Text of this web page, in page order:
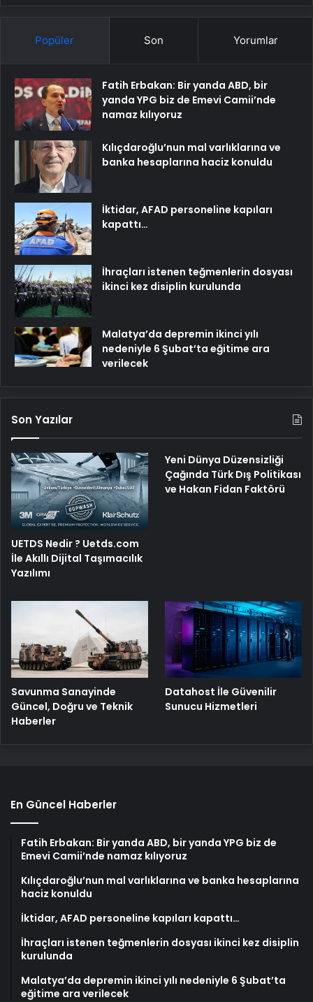
Popüler Son Yorumlar
Fatih Erbakan: Bir yanda ABD, bir
yanda YPG biz de Emevi Camii’nde
namaz kılıyoruz
Kılıçdaroğlu’nun mal varlıklarına ve
banka hesaplarına haciz konuldu
İktidar, AFAD personeline kapıları
kapattı…
İhraçları istenen teğmenlerin dosyası
ikinci kez disiplin kurulunda
Malatya’da depremin ikinci yılı
nedeniyle 6 Şubat’ta eğitime ara
verilecek
Son Yazılar
UETDS Nedir ? Uetds.com
İle Akıllı Dijital Taşımacılık
Yazılımı
Yeni Dünya Düzensizliği
Çağında Türk Dış Politikası
ve Hakan Fidan Faktörü
Savunma Sanayinde
Güncel, Doğru ve Teknik
Haberler
Datahost İle Güvenilir
Sunucu Hizmetleri
En Güncel Haberler
Fatih Erbakan: Bir yanda ABD, bir yanda YPG biz de
Emevi Camii’nde namaz kılıyoruz
Kılıçdaroğlu’nun mal varlıklarına ve banka hesaplarına
haciz konuldu
İktidar, AFAD personeline kapıları kapattı…
İhraçları istenen teğmenlerin dosyası ikinci kez disiplin
kurulunda
Malatya’da depremin ikinci yılı nedeniyle 6 Şubat’ta
eğitime ara verilecek